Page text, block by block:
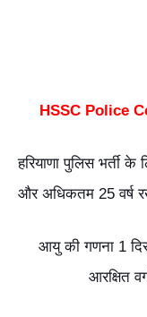
HSSC Police
हरियाणा पुलिस भर्ती के
और अधिकतम 25 वर्ष
आयु की गणना 1
आरक्षित